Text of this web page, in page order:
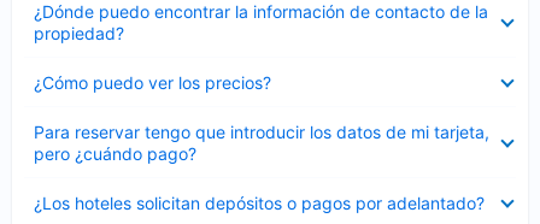
¿Dónde puedo encontrar la información de contacto de la
propiedad?
cerrado
¿Cómo puedo ver los precios?
cerrado
Para reservar tengo que introducir los datos de mi tarjeta,
pero ¿cuándo pago?
cerrado
¿Los hoteles solicitan depósitos o pagos por adelantado?
cerrado